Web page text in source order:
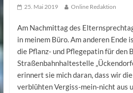
25. Mai 2019 Online Redaktion
Am Nachmittag des
in meinem Büro. Am anderen Ende
die Pflanz- und Pflegepatin für den
Stra­ßen­bahnhaltestelle
erinnert sie mich daran, dass wir
verblühten Vergiss-mein-nicht aus